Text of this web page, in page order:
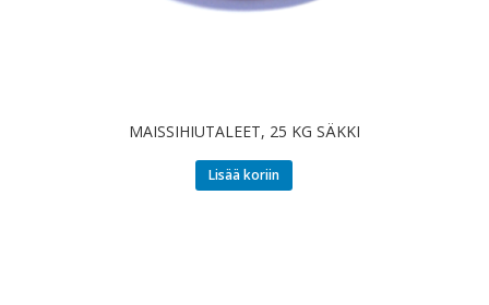
MAISSIHIUTALEET, 25 KG SÄKKI
Lisää koriin